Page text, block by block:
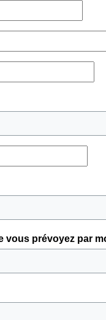
vous prévoyez par